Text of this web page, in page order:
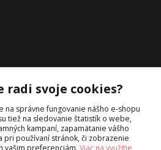
radi svoje cookies?
na správne fungovanie nášho e-shopu
tiež na sledovanie štatistík o webe,
kampaní, zapamätanie vášho
pri používaní stránok, či zobrazenie
vašim preferenciám. Viac na využitie